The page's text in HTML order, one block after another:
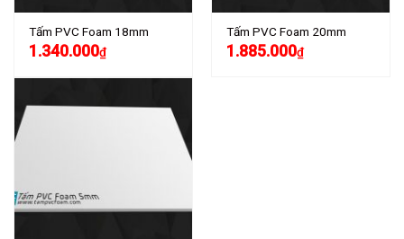
Tấm PVC Foam 18mm
1.340.000₫
Tấm PVC Foam 20mm
1.885.000₫